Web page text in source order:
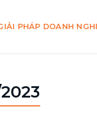
PHÁP DOANH